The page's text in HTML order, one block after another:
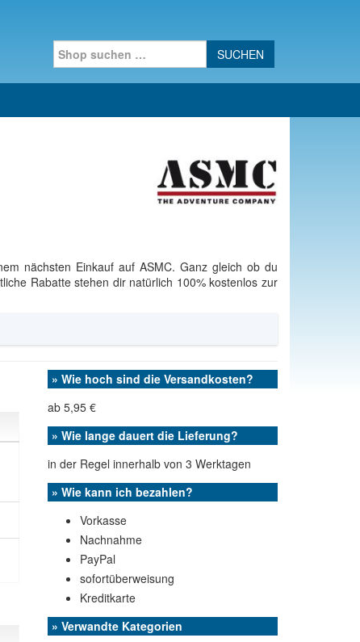
Search for:
nächsten Einkauf auf ASMC. Ganz gleich ob du
Rabatte stehen dir natürlich 100% kostenlos zur
» Wie hoch sind die Versandkosten?
ab 5,95 €
» Wie lange dauert die Lieferung?
in der Regel innerhalb von 3 Werktagen
» Wie kann ich bezahlen?
Vorkasse
Nachnahme
PayPal
sofortüberweisung
Kreditkarte
» Verwandte Kategorien